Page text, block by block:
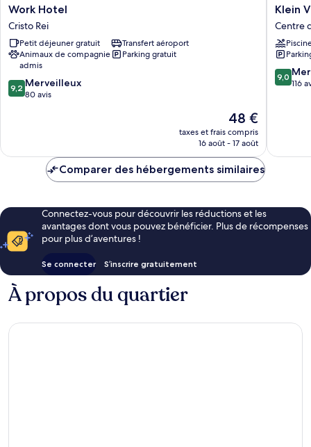
Work
Hotel
Cristo
Rei
Work Hotel
Cristo Rei
Petit déjeuner gratuit
Transfert aéroport
Animaux de compagnie
admis
Parking gratuit
9.2
sur
9,2 Merveilleux
80 avis
Le
nouveau
prix
de
48 €
taxes et frais compris
16 août - 17 août
Klein
Ville
São
Centre
de
São
Klein
Centre
9.0
sur
9,0
116
Comparer des hébergements similaires
Connectez-vous pour découvrir les réductions et les
avantages dont vous pouvez bénéficier. Plus de récompenses
pour plus d’aventures !
Se connecter S’inscrire gratuitement
À propos du quartier